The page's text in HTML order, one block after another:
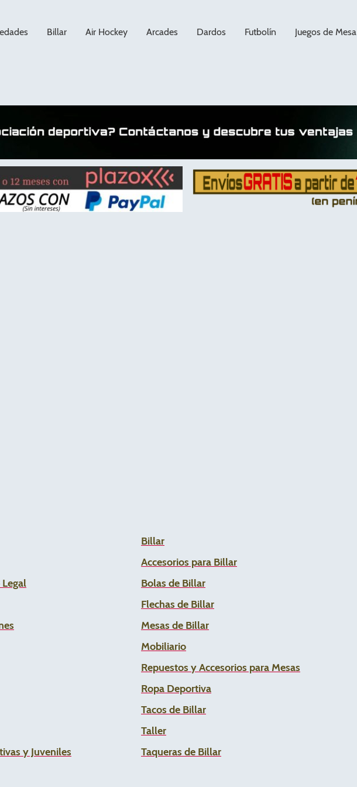
Billar Air Hockey Arcades Dardos Futbolín Juegos de Mesa
y Juveniles
Billar
Accesorios para Billar
Bolas de Billar
Flechas de Billar
Mesas de Billar
Mobiliario
Repuestos y Accesorios para Mesas
Ropa Deportiva
Tacos de Billar
Taller
Taqueras de Billar